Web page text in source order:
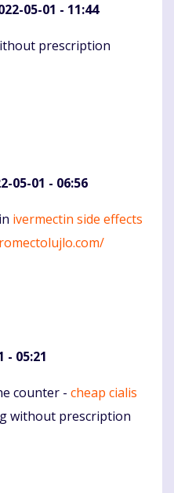
05-01 - 11:44
prescription
05-01 - 06:56
ivermectin side effects
- 05:21
counter - cheap cialis
without prescription